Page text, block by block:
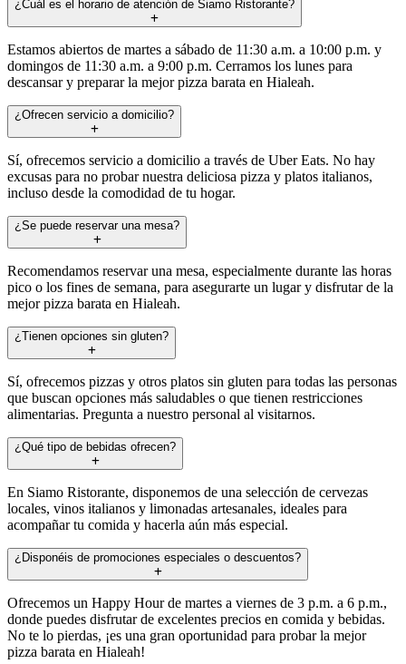
¿Cuál es el horario de atención de Siamo Ristorante?
Estamos abiertos de martes a sábado de 11:30 a.m. a 10:00 p.m. y
domingos de 11:30 a.m. a 9:00 p.m. Cerramos los lunes para
descansar y preparar la mejor pizza barata en Hialeah.
¿Ofrecen servicio a domicilio?
Sí, ofrecemos servicio a domicilio a través de Uber Eats. No hay
excusas para no probar nuestra deliciosa pizza y platos italianos,
incluso desde la comodidad de tu hogar.
¿Se puede reservar una mesa?
Recomendamos reservar una mesa, especialmente durante las horas
pico o los fines de semana, para asegurarte un lugar y disfrutar de la
mejor pizza barata en Hialeah.
¿Tienen opciones sin gluten?
Sí, ofrecemos pizzas y otros platos sin gluten para todas las personas
que buscan opciones más saludables o que tienen restricciones
alimentarias. Pregunta a nuestro personal al visitarnos.
¿Qué tipo de bebidas ofrecen?
En Siamo Ristorante, disponemos de una selección de cervezas
locales, vinos italianos y limonadas artesanales, ideales para
acompañar tu comida y hacerla aún más especial.
¿Disponéis de promociones especiales o descuentos?
Ofrecemos un Happy Hour de martes a viernes de 3 p.m. a 6 p.m.,
donde puedes disfrutar de excelentes precios en comida y bebidas.
No te lo pierdas, ¡es una gran oportunidad para probar la mejor
pizza barata en Hialeah!